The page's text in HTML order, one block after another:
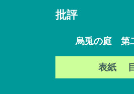
批評
烏兎の庭 第
表紙